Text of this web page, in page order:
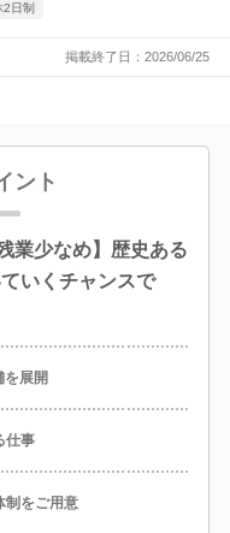
2日制
掲載終了日：2026/06/25
ント
業少なめ】歴史ある
いくチャンスで
展開
仕事
制をご用意